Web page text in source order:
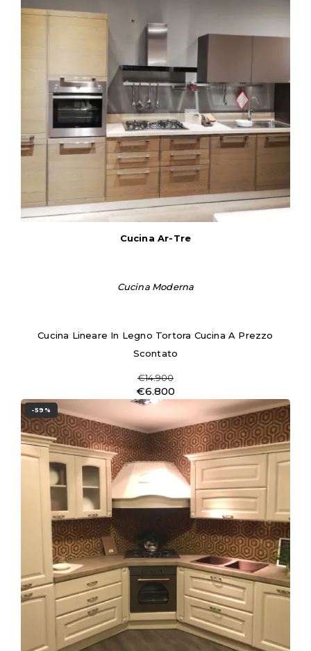
Cucina Ar-Tre
Cucina Moderna
Cucina Lineare In Legno Tortora Cucina A Prezzo
Scontato
€14.900
€6.800
-59%